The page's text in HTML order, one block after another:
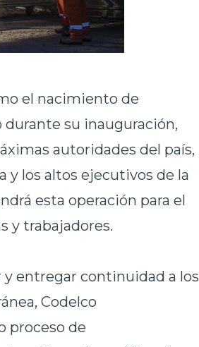
el nacimiento de
durante su inauguración,
autoridades del país,
y los altos ejecutivos de la
esta operación para el
y trabajadores.
yentregar continuidad a los
Codelco
proceso de